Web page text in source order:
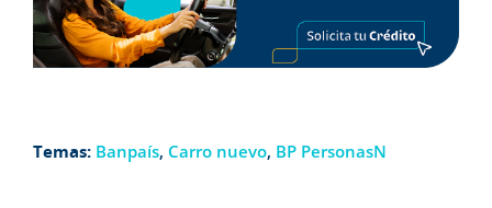
Temas: Banpaís, Carro nuevo, BP PersonasN